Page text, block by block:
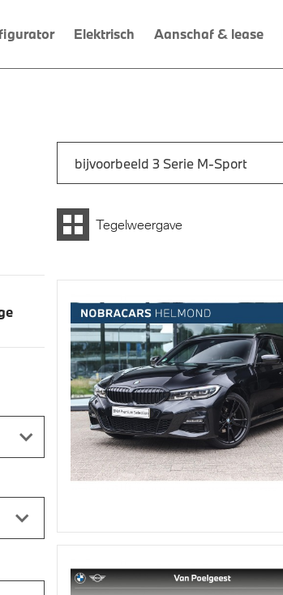
Elektrisch Aanschaf & lease
Tegelweergave